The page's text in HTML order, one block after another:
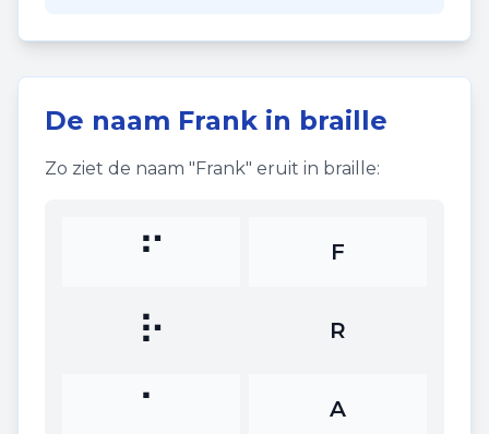
De naam Frank in braille
Zo ziet de naam "Frank" eruit in braille:
⠋ F
⠗ R
⠁ A